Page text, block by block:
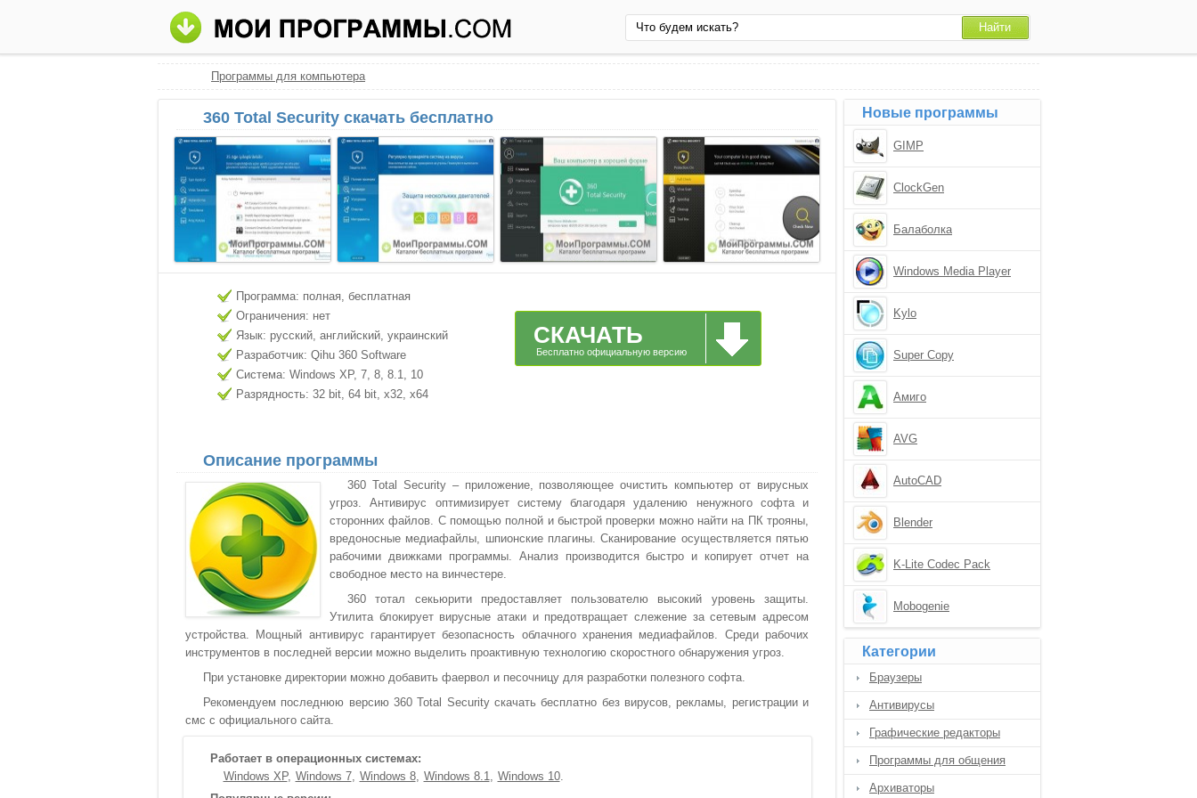
Программы для компьютера
360 Total Security скачать бесплатно
Программа: полная, бесплатная
Ограничения: нет
Язык: русский, английский, украинский
Разработчик: Qihu 360 Software
Система: Windows XP, 7, 8, 8.1, 10
Разрядность: 32 bit, 64 bit, x32, x64
СКАЧАТЬ
Бесплатно официальную версию
Описание программы
360 Total Security – приложение, позволяющее очистить компьютер от вирусных
угроз. Антивирус оптимизирует систему благодаря удалению ненужного софта и
сторонних файлов. С помощью полной и быстрой проверки можно найти на ПК трояны,
вредоносные медиафайлы, шпионские плагины. Сканирование осуществляется пятью
рабочими движками программы. Анализ производится быстро и копирует отчет на
свободное место на винчестере.
360 тотал секьюрити предоставляет пользователю высокий уровень защиты.
Утилита блокирует вирусные атаки и предотвращает слежение за сетевым адресом
устройства. Мощный антивирус гарантирует безопасность облачного хранения медиафайлов. Среди рабочих
инструментов в последней версии можно выделить проактивную технологию скоростного обнаружения угроз.
При установке директории можно добавить фаервол и песочницу для разработки полезного софта.
Рекомендуем последнюю версию 360 Total Security скачать бесплатно без вирусов, рекламы, регистрации и
смс с официального сайта.
Работает в операционных системах:
Windows XP
Windows 7 Windows 8 Windows 8.1
Windows 10
Новые программы
GIMP
ClockGen
Балаболка
Windows Media Player
Kylo
Super Copy
Амиго
AVG
AutoCAD
Blender
K-Lite Codec Pack
Mobogenie
Категории
Браузеры
Антивирусы
Графические редакторы
Программы для общения
Архиваторы